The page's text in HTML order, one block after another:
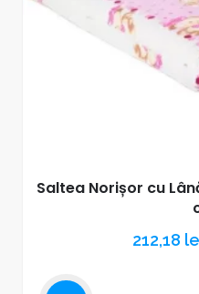
Saltea Norișor cu
212,18